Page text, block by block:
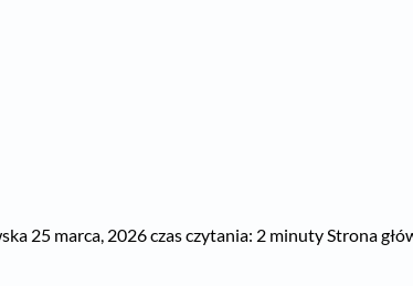
25 marca, 2026 czas czytania: 2 minuty Strona